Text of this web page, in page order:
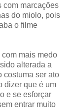
com marcações
do miolo, pois
o filme
mais medo
alterada a
costuma ser ato
dizer que é um
e se esforçar
entrar muito